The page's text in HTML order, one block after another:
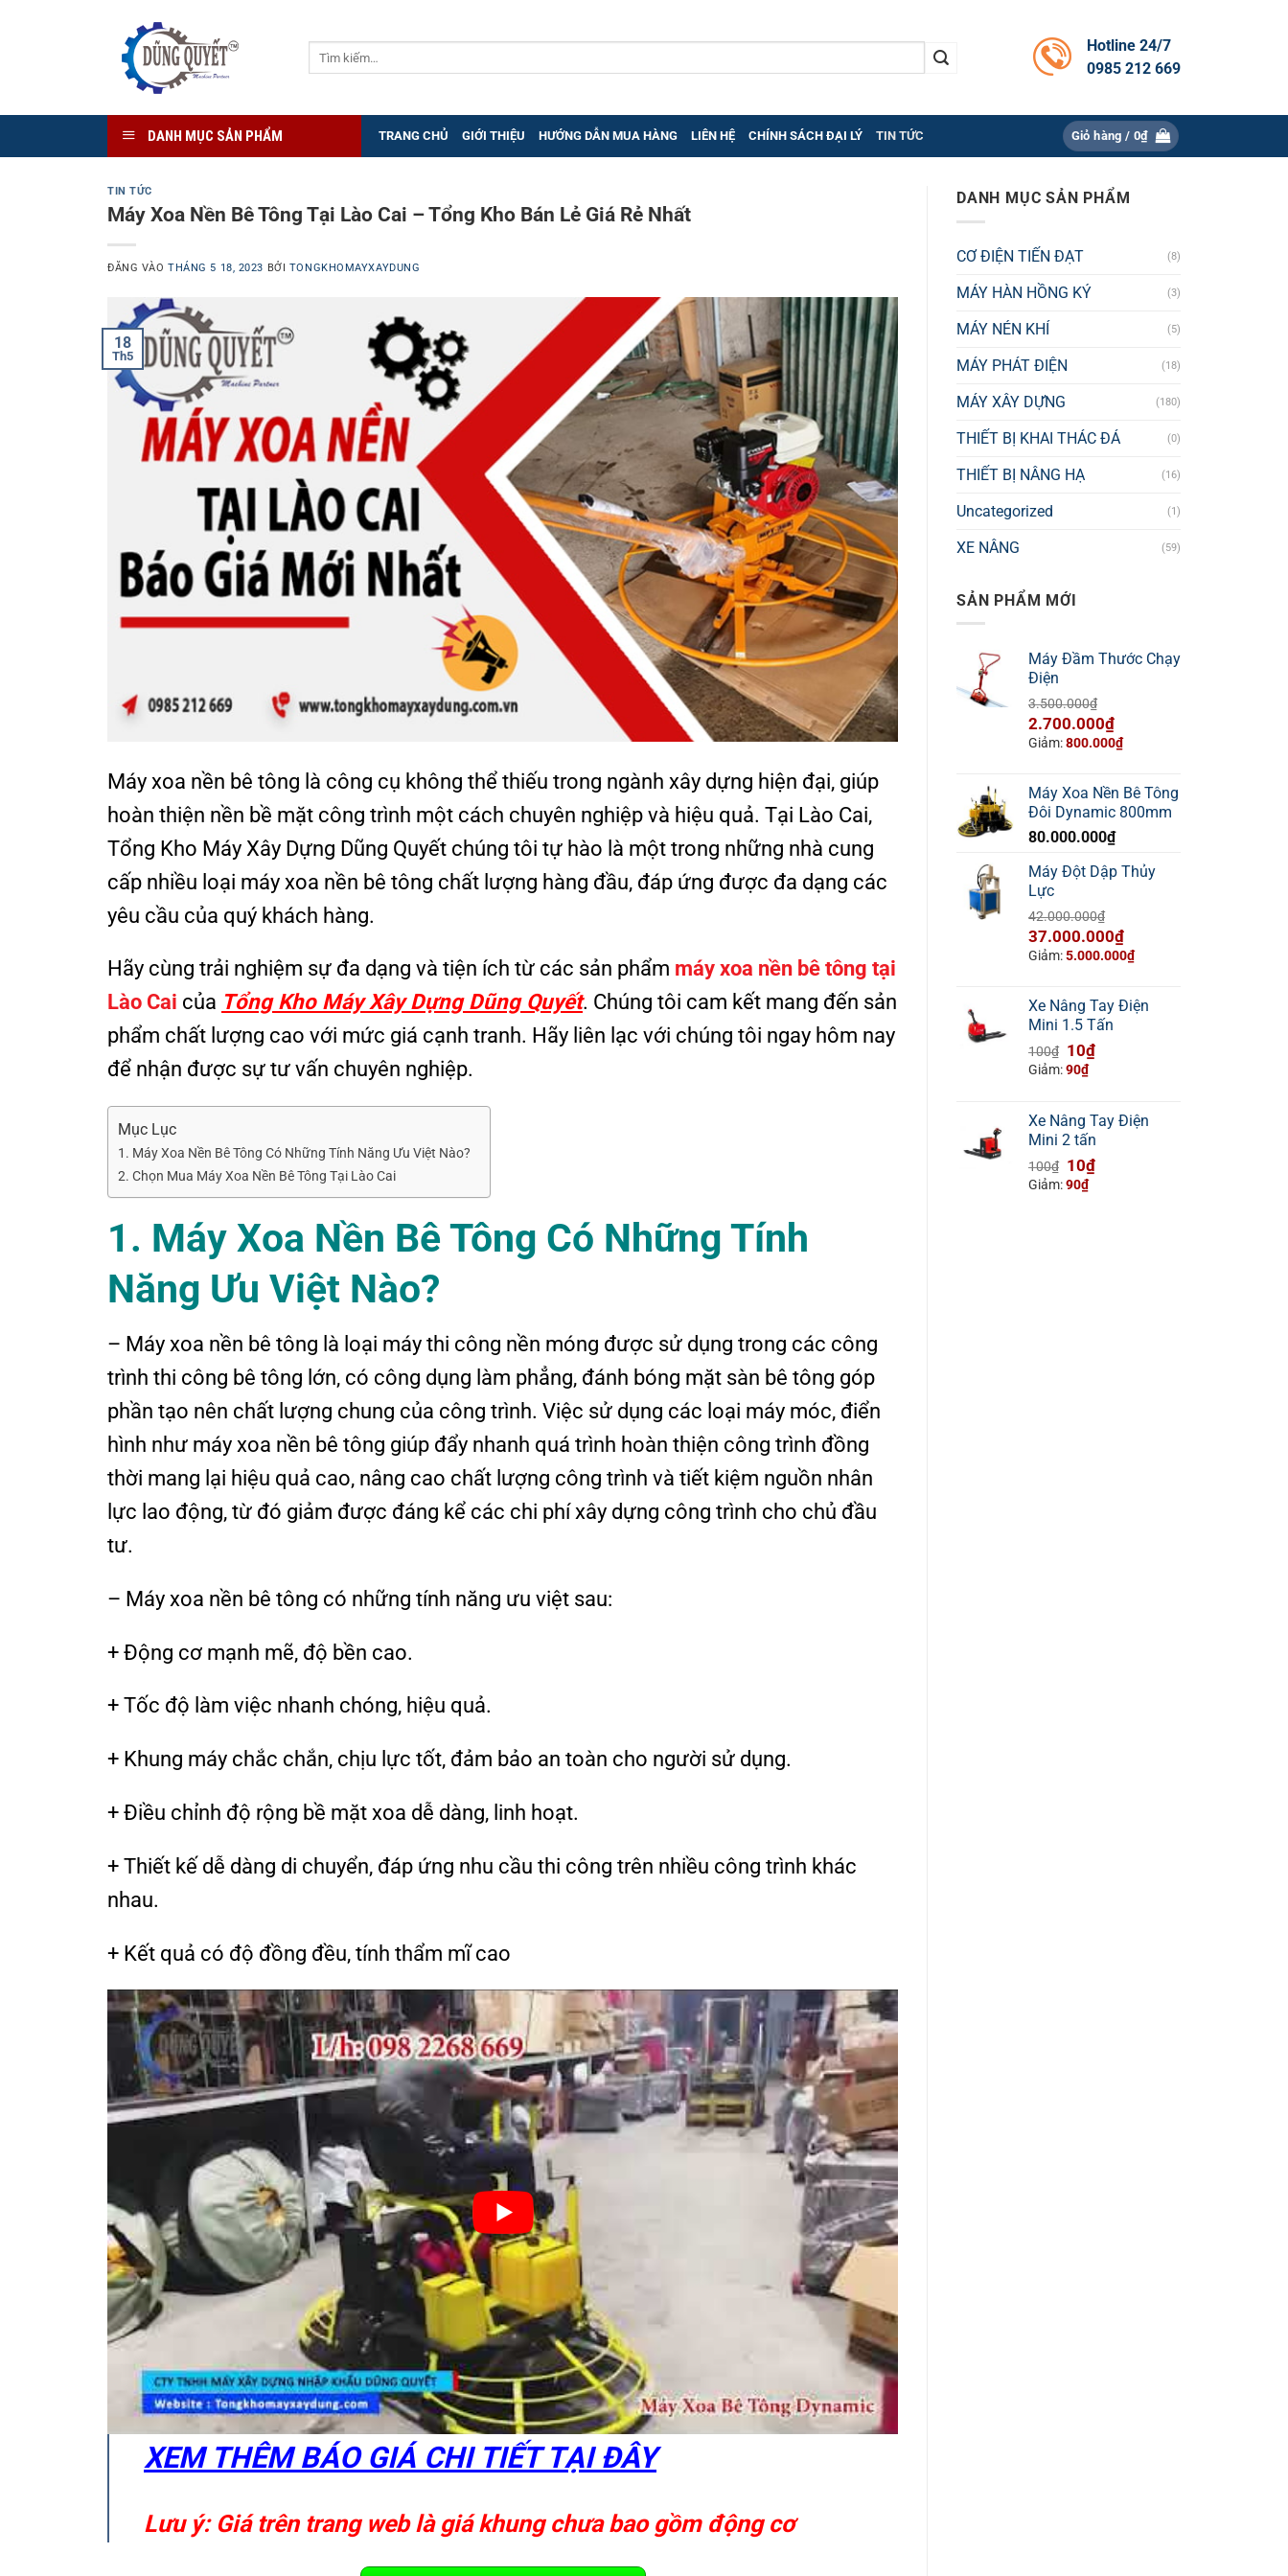
Hotline 24/7
0985 212 669
DANH MỤC SẢN PHẨM TRANG CHỦ GIỚI THIỆU HƯỚNG DẪN MUA HÀNG LIÊN HỆ CHÍNH SÁCH ĐẠI LÝ TIN TỨC Giỏ hàng / 0₫
TIN TỨC
Máy Xoa Nền Bê Tông Tại Lào Cai – Tổng Kho Bán Lẻ Giá Rẻ Nhất
ĐĂNG VÀOTHÁNG 5 18, 2023 BỞI TONGKHOMAYXAYDUNG
18
Th5
Máy xoa nền bê tông là công cụ không thể thiếu trong ngành xây dựng hiện đại, giúp
hoàn thiện nền bề mặt công trình một cách chuyên nghiệp và hiệu quả. Tại Lào Cai,
Tổng Kho Máy Xây Dựng Dũng Quyết chúng tôi tự hào là một trong những nhà cung
cấp nhiều loại máy xoa nền bê tông chất lượng hàng đầu, đáp ứng được đa dạng các
yêu cầu của quý khách hàng.
Hãy cùng trải nghiệm sự đa dạng và tiện ích từ các sản phẩm máy xoa nền bê tông tại
Lào Cai của Tổng Kho Máy Xây Dựng Dũng Quyết. Chúng tôi cam kết mang đến sản
phẩm chất lượng cao với mức giá cạnh tranh. Hãy liên lạc với chúng tôi ngay hôm nay
để nhận được sự tư vấn chuyên nghiệp.
Mục Lục
1. Máy Xoa Nền Bê Tông Có Những Tính Năng Ưu Việt Nào?
2. Chọn Mua Máy Xoa Nền Bê Tông Tại Lào Cai
1. Máy Xoa Nền Bê Tông Có Những Tính
Năng Ưu Việt Nào?
– Máy xoa nền bê tông là loại máy thi công nền móng được sử dụng trong các công
trình thi công bê tông lớn, có công dụng làm phẳng, đánh bóng mặt sàn bê tông góp
phần tạo nên chất lượng chung của công trình. Việc sử dụng các loại máy móc, điển
hình như máy xoa nền bê tông giúp đẩy nhanh quá trình hoàn thiện công trình đồng
thời mang lại hiệu quả cao, nâng cao chất lượng công trình và tiết kiệm nguồn nhân
lực lao động, từ đó giảm được đáng kể các chi phí xây dựng công trình cho chủ đầu
tư.
– Máy xoa nền bê tông có những tính năng ưu việt sau:
+ Động cơ mạnh mẽ, độ bền cao.
+ Tốc độ làm việc nhanh chóng, hiệu quả.
+ Khung máy chắc chắn, chịu lực tốt, đảm bảo an toàn cho người sử dụng.
+ Điều chỉnh độ rộng bề mặt xoa dễ dàng, linh hoạt.
+ Thiết kế dễ dàng di chuyển, đáp ứng nhu cầu thi công trên nhiều công trình khác
nhau.
+ Kết quả có độ đồng đều, tính thẩm mĩ cao
XEM THÊM BÁO GIÁ CHI TIẾT TẠI ĐÂY
Lưu ý: Giá trên trang web là giá khung chưa bao gồm động cơ
DANH MỤC SẢN PHẨM
CƠ ĐIỆN TIẾN ĐẠT (8)
MÁY HÀN HỒNG KÝ (3)
MÁY NÉN KHÍ (5)
MÁY PHÁT ĐIỆN (18)
MÁY XÂY DỰNG (180)
THIẾT BỊ KHAI THÁC ĐÁ (0)
THIẾT BỊ NÂNG HẠ (16)
Uncategorized (1)
XE NÂNG (59)
SẢN PHẨM MỚI
Máy Đầm Thước Chạy
Điện
3.500.000₫
Giá
gốc
3.500.000₫.
2.700.000₫Giá
hiện
là:
2.700.000₫.
Giảm:800.000₫
Máy Xoa Nền Bê Tông
Đôi Dynamic 800mm
80.000.000₫
Máy Đột Dập Thủy
Lực
42.000.000₫
Giá
gốc
42.000.000₫.
37.000.000₫Giá
hiện
là:
37.000.000₫.
Giảm:5.000.000₫
Xe Nâng Tay Điện
Mini 1.5 Tấn
100₫ Giá
gốc
10₫Giá
10₫.
Giảm:90₫
Xe Nâng Tay Điện
Mini 2 tấn
100₫ Giá
gốc
10₫Giá
Giảm:90₫